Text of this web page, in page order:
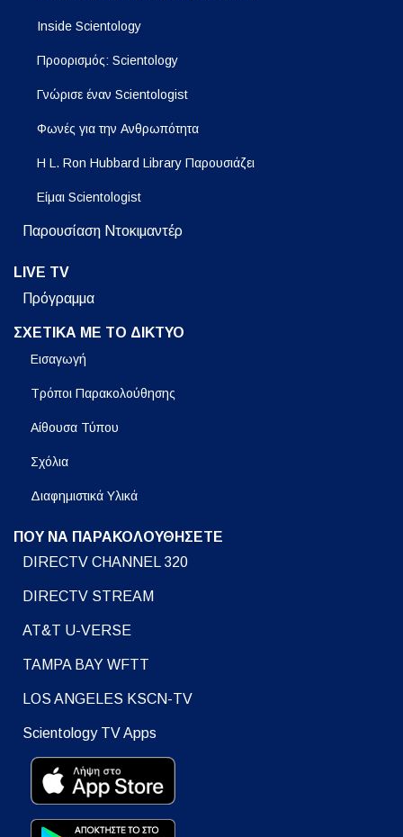
Inside Scientology
Προορισμός: Scientology
Γνώρισε έναν Scientologist
Φωνές για την Ανθρωπότητα
Η L. Ron Hubbard Library Παρουσιάζει
Είμαι Scientologist
Παρουσίαση Ντοκιμαντέρ
LIVE TV
Πρόγραμμα
ΣΧΕΤΙΚΑ ΜΕ ΤΟ ΔΙΚΤΥΟ
Εισαγωγή
Τρόποι Παρακολούθησης
Αίθουσα Τύπου
Σχόλια
Διαφημιστικά Υλικά
ΠΟΥ ΝΑ ΠΑΡΑΚΟΛΟΥΘΗΣΕΤΕ
DIRECTV CHANNEL 320
DIRECTV STREAM
AT&T U-VERSE
TAMPA BAY WFTT
LOS ANGELES KSCN-TV
Scientology TV Apps